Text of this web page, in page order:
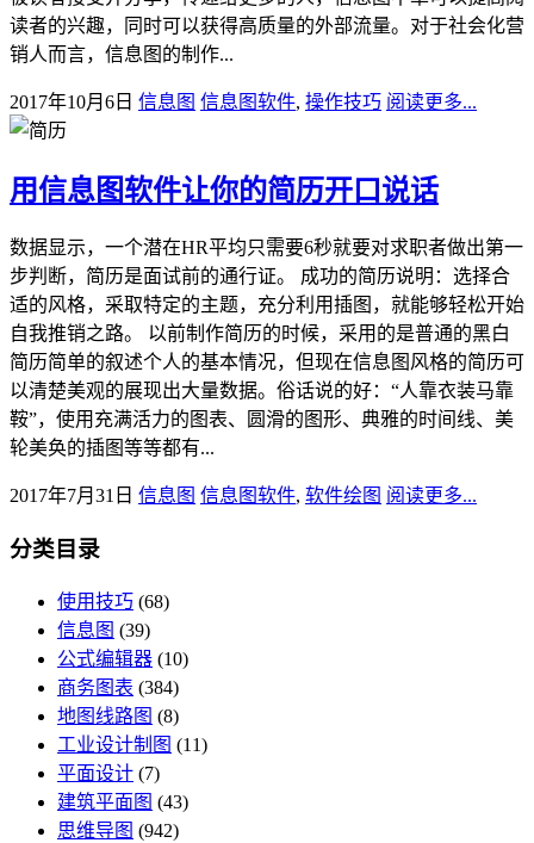
读者的兴趣，同时可以获得高质量的外部流量。对于社会化营
销人而言，信息图的制作...
2017年10月6日 信息图 信息图软件, 操作技巧 阅读更多...
用信息图软件让你的简历开口说话
数据显示，一个潜在HR平均只需要6秒就要对求职者做出第一
步判断，简历是面试前的通行证。 成功的简历说明：选择合
适的风格，采取特定的主题，充分利用插图，就能够轻松开始
自我推销之路。 以前制作简历的时候，采用的是普通的黑白
简历简单的叙述个人的基本情况，但现在信息图风格的简历可
以清楚美观的展现出大量数据。俗话说的好：“人靠衣装马靠
鞍”，使用充满活力的图表、圆滑的图形、典雅的时间线、美
轮美奂的插图等等都有...
2017年7月31日 信息图 信息图软件, 软件绘图 阅读更多...
分类目录
使用技巧 (68)
信息图 (39)
公式编辑器 (10)
商务图表 (384)
地图线路图 (8)
工业设计制图 (11)
平面设计 (7)
建筑平面图 (43)
思维导图 (942)